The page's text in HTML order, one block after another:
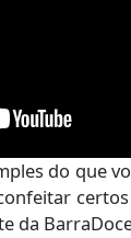
do que
da